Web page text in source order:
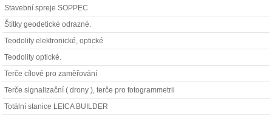
Stavební spreje SOPPEC
Štítky geodetické odrazné.
Teodolity elektronické, optické
Teodolity optické.
Terče cílové pro zaměřování
Terče signalizační ( drony ), terče pro fotogrammetrii
Totální stanice LEICA BUILDER